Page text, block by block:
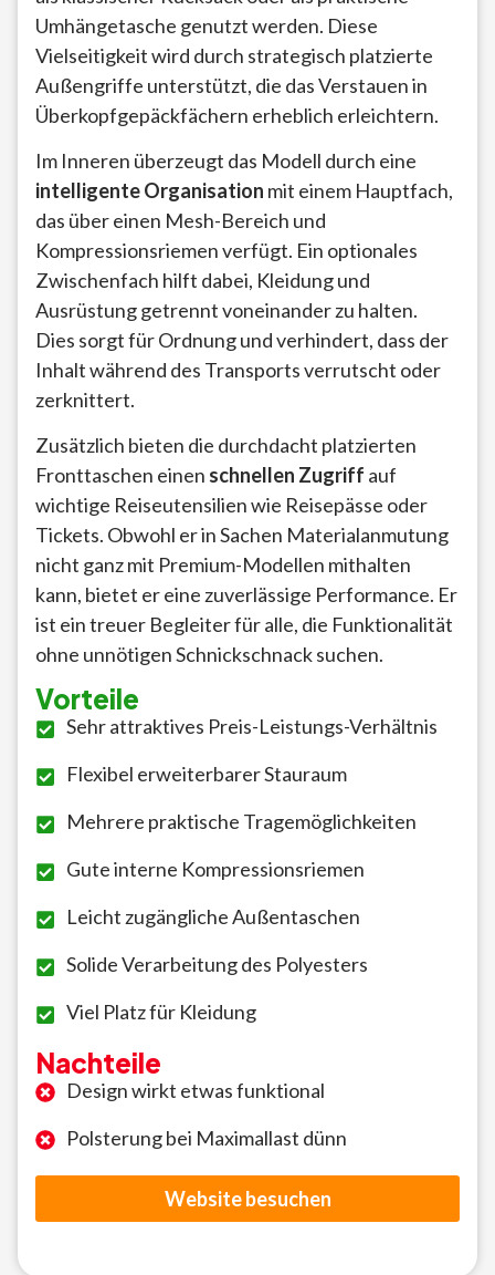
Umhängetasche genutzt werden. Diese
Vielseitigkeit wird durch strategisch platzierte
Außengriffe unterstützt, die das Verstauen in
Überkopfgepäckfächern erheblich erleichtern.
Im Inneren überzeugt das Modell durch eine
intelligente Organisation mit einem Hauptfach,
das über einen Mesh-Bereich und
Kompressionsriemen verfügt. Ein optionales
Zwischenfach hilft dabei, Kleidung und
Ausrüstung getrennt voneinander zu halten.
Dies sorgt für Ordnung und verhindert, dass der
Inhalt während des Transports verrutscht oder
zerknittert.
Zusätzlich bieten die durchdacht platzierten
Fronttaschen einen schnellen Zugriff auf
wichtige Reiseutensilien wie Reisepässe oder
Tickets. Obwohl er in Sachen Materialanmutung
nicht ganz mit Premium-Modellen mithalten
kann, bietet er eine zuverlässige Performance. Er
ist ein treuer Begleiter für alle, die Funktionalität
ohne unnötigen Schnickschnack suchen.
Vorteile
Sehr attraktives Preis-Leistungs-Verhältnis
Flexibel erweiterbarer Stauraum
Mehrere praktische Tragemöglichkeiten
Gute interne Kompressionsriemen
Leicht zugängliche Außentaschen
Solide Verarbeitung des Polyesters
Viel Platz für Kleidung
Nachteile
Design wirkt etwas funktional
Polsterung bei Maximallast dünn
Website besuchen